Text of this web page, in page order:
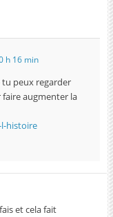
h 16 min
tu peux regarder
augmenter la
histoire
et cela fait